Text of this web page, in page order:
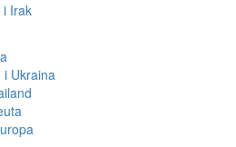
i Irak
i Ukraina